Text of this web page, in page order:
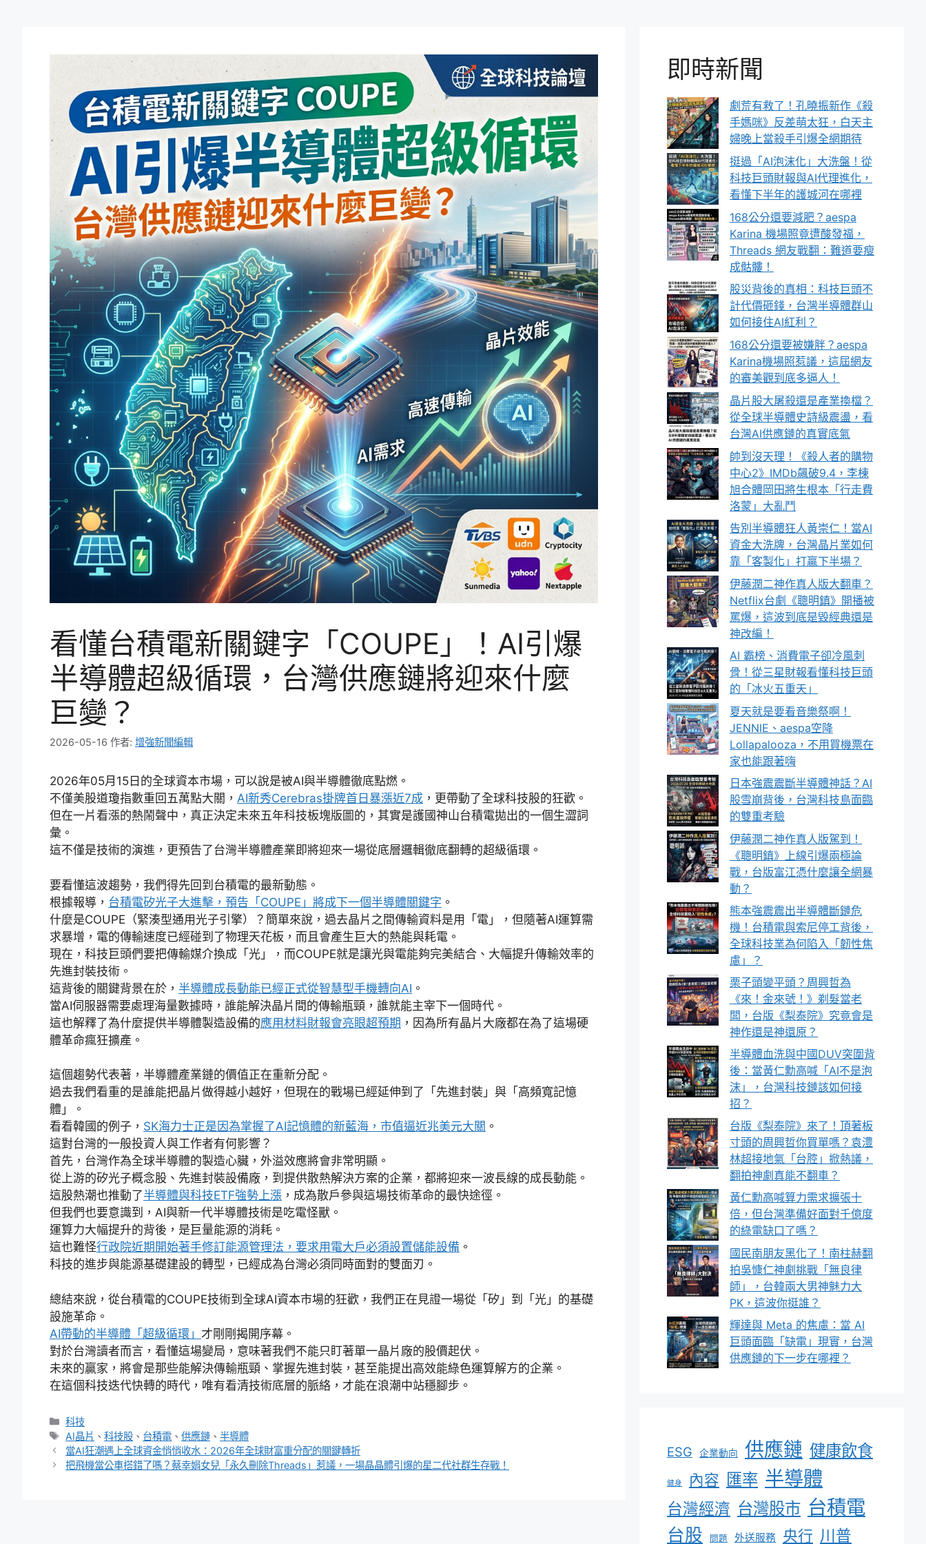
看懂台積電新關鍵字「COUPE」！AI引爆
半導體超級循環，台灣供應鏈將迎來什麼
巨變？
2026-05-16 作者: 增強新聞編輯
2026年05月15日的全球資本市場，可以說是被AI與半導體徹底點燃。
不僅美股道瓊指數重回五萬點大關， AI新秀Cerebras掛牌首日暴漲近7成 ，更帶動了全球科技股的狂歡。
但在一片看漲的熱鬧聲中，真正決定未來五年科技板塊版圖的，其實是護國神山台積電拋出的一個生澀詞
彙。
這不僅是技術的演進，更預告了台灣半導體產業即將迎來一場從底層邏輯徹底翻轉的超級循環。
要看懂這波趨勢，我們得先回到台積電的最新動態。
根據報導， 台積電矽光子大進擊，預告「COUPE」將成下一個半導體關鍵字 。
什麼是COUPE（緊湊型通用光子引擎）？簡單來說，過去晶片之間傳輸資料是用「電」，但隨著AI運算需
求暴增，電的傳輸速度已經碰到了物理天花板，而且會產生巨大的熱能與耗電。
現在，科技巨頭們要把傳輸媒介換成「光」，而COUPE就是讓光與電能夠完美結合、大幅提升傳輸效率的
先進封裝技術。
這背後的關鍵背景在於， 半導體成長動能已經正式從智慧型手機轉向AI 。
當AI伺服器需要處理海量數據時，誰能解決晶片間的傳輸瓶頸，誰就能主宰下一個時代。
這也解釋了為什麼提供半導體製造設備的應用材料財報會亮眼超預期 ，因為所有晶片大廠都在為了這場硬
體革命瘋狂擴產。
這個趨勢代表著，半導體產業鏈的價值正在重新分配。
過去我們看重的是誰能把晶片做得越小越好，但現在的戰場已經延伸到了「先進封裝」與「高頻寬記憶
體」。
看看韓國的例子， SK海力士正是因為掌握了AI記憶體的新藍海，市值逼近兆美元大關 。
這對台灣的一般投資人與工作者有何影響？
首先，台灣作為全球半導體的製造心臟，外溢效應將會非常明顯。
從上游的矽光子概念股、先進封裝設備廠，到提供散熱解決方案的企業，都將迎來一波長線的成長動能。
這股熱潮也推動了半導體與科技ETF強勢上漲 ，成為散戶參與這場技術革命的最快途徑。
但我們也要意識到，AI與新一代半導體技術是吃電怪獸。
運算力大幅提升的背後，是巨量能源的消耗。
這也難怪行政院近期開始著手修訂能源管理法，要求用電大戶必須設置儲能設備 。
科技的進步與能源基礎建設的轉型，已經成為台灣必須同時面對的雙面刃。
總結來說，從台積電的COUPE技術到全球AI資本市場的狂歡，我們正在見證一場從「矽」到「光」的基礎
設施革命。
AI帶動的半導體「超級循環」 才剛剛揭開序幕。
對於台灣讀者而言，看懂這場變局，意味著我們不能只盯著單一晶片廠的股價起伏。
未來的贏家，將會是那些能解決傳輸瓶頸、掌握先進封裝，甚至能提出高效能綠色運算解方的企業。
在這個科技迭代快轉的時代，唯有看清技術底層的脈絡，才能在浪潮中站穩腳步。
分
類
科技
標
籤
AI晶片 、科技股 、 台積電 、供應鏈 、半導體
當AI狂潮遇上全球資金悄悄收水：2026年全球財富重分配的關鍵轉折
把飛機當公車搭錯了嗎？蔡幸娟女兒「永久刪除Threads」惹議，一場晶晶體引爆的星二代社群生存戰！
即時新聞
劇荒有救了！孔曉振新作《殺
手媽咪》反差萌太狂，白天主
婦晚上當殺手引爆全網期待
挺過「AI泡沫化」大洗盤！從
科技巨頭財報與AI代理進化，
看懂下半年的護城河在哪裡
168公分還要減肥？aespa
Karina 機場照竟遭酸發福，
Threads 網友戰翻：難道要瘦
成骷髏！
股災背後的真相：科技巨頭不
計代價砸錢，台灣半導體群山
如何接住AI紅利？
168公分還要被嫌胖？aespa
Karina機場照惹議，這屆網友
的審美觀到底多逼人！
晶片股大屠殺還是產業換檔？
從全球半導體史詩級震盪，看
台灣AI供應鏈的真實底氣
帥到沒天理！《殺人者的購物
中心2》IMDb飆破9.4，李棟
旭合體岡田將生根本「行走費
洛蒙」大亂鬥
告別半導體狂人黃崇仁！當AI
資金大洗牌，台灣晶片業如何
靠「客製化」打贏下半場？
伊藤潤二神作真人版大翻車？
Netflix台劇《聰明鎮》開播被
罵爆，這波到底是毀經典還是
神改編！
AI 霸榜、消費電子卻冷風刺
骨！從三星財報看懂科技巨頭
的「冰火五重天」
夏天就是要看音樂祭啊！
JENNIE、aespa空降
Lollapalooza，不用買機票在
家也能跟著嗨
日本強震震斷半導體神話？AI
股雪崩背後，台灣科技島面臨
的雙重考驗
伊藤潤二神作真人版駕到！
《聰明鎮》上線引爆兩極論
戰，台版富江憑什麼讓全網暴
動？
熊本強震震出半導體斷鏈危
機！台積電與索尼停工背後，
全球科技業為何陷入「韌性焦
慮」？
栗子頭變平頭？周興哲為
《來！金來號！》剃髮當老
闆，台版《梨泰院》究竟會是
神作還是神還原？
半導體血洗與中國DUV突圍背
後：當黃仁勳高喊「AI不是泡
沫」，台灣科技鏈該如何接
招？
台版《梨泰院》來了！頂著板
寸頭的周興哲你買單嗎？袁澧
林超接地氣「台腔」掀熱議，
翻拍神劇真能不翻車？
黃仁勳高喊算力需求擴張十
倍，但台灣準備好面對千億度
的綠電缺口了嗎？
國民南朋友黑化了！南柱赫翻
拍吳慷仁神劇挑戰「無良律
師」，台韓兩大男神魅力大
PK，這波你挺誰？
輝達與 Meta 的焦慮：當 AI
巨頭面臨「缺電」現實，台灣
供應鏈的下一步在哪裡？
ESG 企業動向 供應鏈 健康飲食
健身 內容 匯率 半導體
台灣經濟 台灣股市 台積電
台股 問題 外送服務 央行 川普